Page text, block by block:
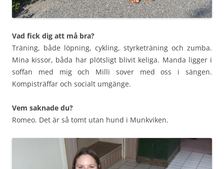
Vad fick dig att må bra?
Träning, både löpning, cykling, styrketräning och zumba.
Mina kissor, båda har plötsligt blivit keliga. Manda ligger i
soffan med mig och Milli sover med oss i sängen.
Kompisträffar och socialt umgänge.
Vem saknade du?
Romeo. Det är så tomt utan hund i Munkviken.